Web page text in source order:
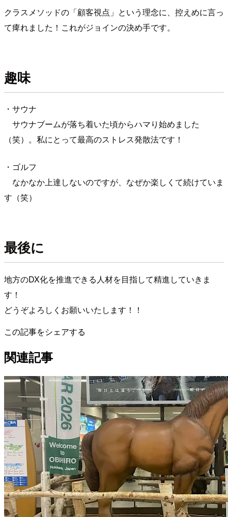
クラスメソッドの「顧客視点」という理念に、控えめに言っ
て痺れました！これがジョインの決め手です。
趣味
・サウナ
サウナブームが落ち着いた頃からハマり始めました
（笑）。私にとって最高のストレス発散法です！
・ゴルフ
なかなか上達しないのですが、なぜか楽しくて続けていま
す（笑）
最後に
地方のDX化を推進できる人材を目指して精進していきま
す！
どうぞよろしくお願いいたします！！
この記事をシェアする
関連記事